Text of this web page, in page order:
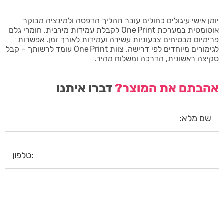
יומן אישי עיגולים כחולים עובר תהליך הדפסה ולמינציה מבוקר
אוטומטית במערכת One Print לקבלת עמידות מירבית. חומרי גלם
פרימיום מבטיחים צבעוניות עשירה ועמידות לאורך זמן. אפשרות
לגימורים מיוחדים לפי דרישה. צוות One Print עומד לרשותך – קבל
סקיצה ראשונית, הדרכה ומשלוח מהיר.
אהבתם את המוצר?דברו איתנו